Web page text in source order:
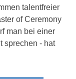
talentfreier
of Ceremony
man bei einer
sprechen - hat